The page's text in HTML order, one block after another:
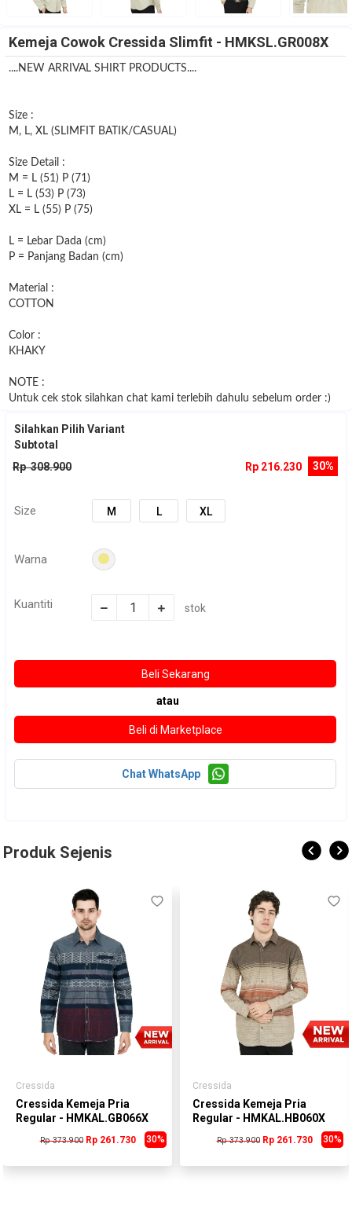
Kemeja Cowok Cressida Slimfit - HMKSL.GR008X
....NEW ARRIVAL SHIRT PRODUCTS....
Size :
M, L, XL (SLIMFIT BATIK/CASUAL)
Size Detail :
M = L (51) P (71)
L = L (53) P (73)
XL = L (55) P (75)
L = Lebar Dada (cm)
P = Panjang Badan (cm)
Material :
COTTON
Color :
KHAKY
NOTE :
Untuk cek stok silahkan chat kami terlebih dahulu sebelum order :)
Silahkan Pilih Variant
Subtotal
Rp 308.900
30%
Rp 216.230
Size M L XL
Warna
Kuantiti stok
atau
Chat WhatsApp
Produk Sejenis
Cressida
Cressida Kemeja Pria
Regular - HMKAL.GB066X
Rp 373.900 30%
Rp 261.730
Cressida
Cressida Kemeja Pria
Regular - HMKAL.HB060X
Rp 373.900 30%
Rp 261.730